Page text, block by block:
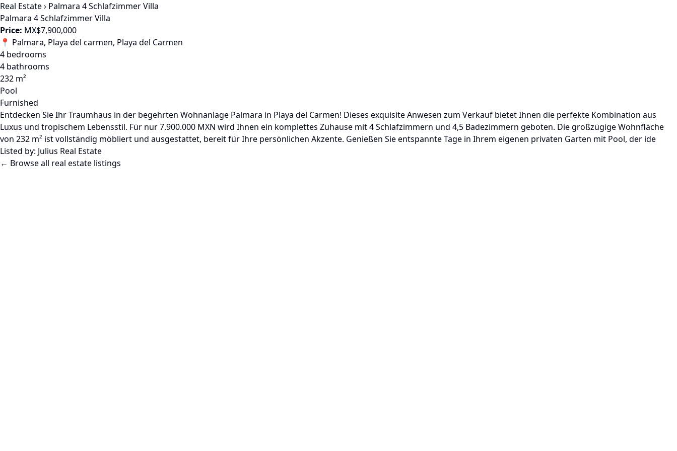
Real Estate› Palmara 4 Schlafzimmer Villa
Palmara 4 Schlafzimmer Villa
Price: MX$7,900,000
📍 Palmara, Playa del carmen, Playa del Carmen
4 bedrooms
4 bathrooms
232 m²
Pool
Furnished
Entdecken Sie Ihr Traumhaus in der begehrten Wohnanlage Palmara in Playa del Carmen! Dieses exquisite Anwesen zum Verkauf bietet Ihnen die perfekte Kombination aus
Luxus und tropischem Lebensstil. Für nur 7.900.000 MXN wird Ihnen ein komplettes Zuhause mit 4 Schlafzimmern und 4,5 Badezimmern geboten. Die großzügige Wohnfläche
von 232 m² ist vollständig möbliert und ausgestattet, bereit für Ihre persönlichen Akzente. Genießen Sie entspannte Tage in Ihrem eigenen privaten Garten mit Pool, der ide
Listed by: Julius Real Estate
← Browse all real estate listings